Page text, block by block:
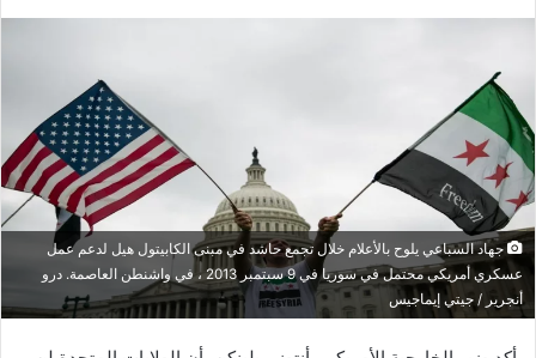
جهاد السباعي يلوح بالأعلام خلال تجمع حاشد في مبنى الكابيتول هيل لدعم عمل
عسكري أمريكي محتمل في سوريا في 9 سبتمبر 2013 ، في واشنطن العاصمة. درو
أنجرير / جيتي إيماجيس